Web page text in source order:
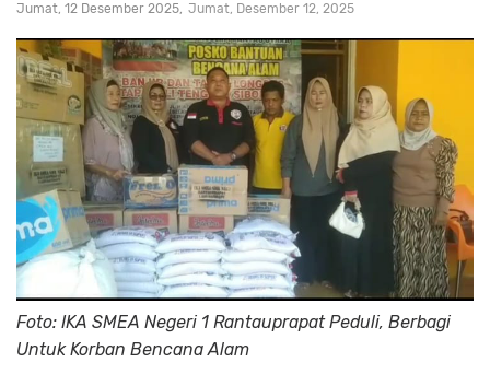
Jumat, 12 Desember 2025 Jumat, Desember 12, 2025
Foto: IKA SMEA Negeri 1 Rantauprapat Peduli, Berbagi
Untuk Korban Bencana Alam